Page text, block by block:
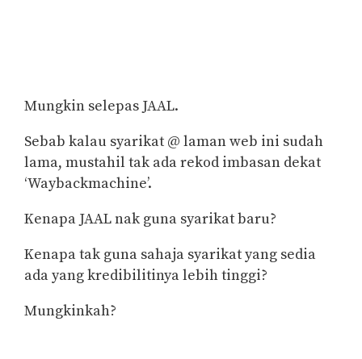
Mungkin selepas JAAL.
Sebab kalau syarikat @ laman web ini sudah
lama, mustahil tak ada rekod imbasan dekat
‘Waybackmachine’.
Kenapa JAAL nak guna syarikat baru?
Kenapa tak guna sahaja syarikat yang sedia
ada yang kredibilitinya lebih tinggi?
Mungkinkah?